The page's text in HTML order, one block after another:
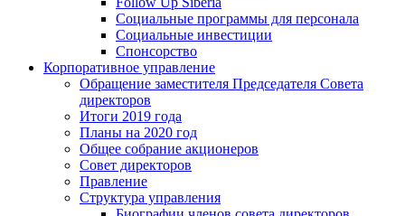
Социальные программы для персонала
Социальные инвестиции
Спонсорство
Корпоративное управление
Обращение заместителя Председателя Совета
директоров
Итоги 2019 года
Планы на 2020 год
Общее собрание акционеров
Совет директоров
Правление
Структура управления